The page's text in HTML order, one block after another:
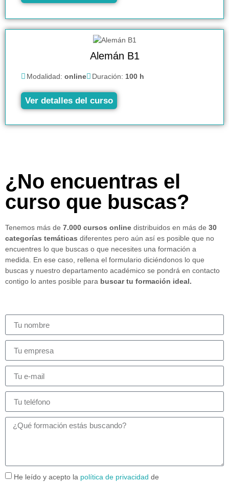
Alemán B1
Modalidad: online Duración: 100 h
Ver detalles del curso
¿No encuentras el
curso que buscas?
Tenemos más de 7.000 cursos online distribuidos en más de 30
categorías temáticas diferentes pero aún así es posible que no
encuentres lo que buscas o que necesites una formación a
medida. En ese caso, rellena el formulario diciéndonos lo que
buscas y nuestro departamento académico se pondrá en contacto
contigo lo antes posible para buscar tu formación ideal.
He leído y acepto la política de privacidad de